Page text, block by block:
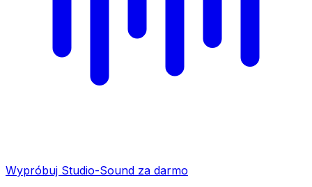
Wypróbuj Studio-Sound za darmo